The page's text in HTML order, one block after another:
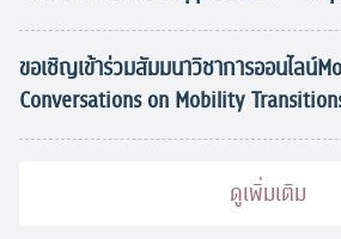
ขอเชิญเข้าร่วมสัมมนาวิชาการออนไลน์
Conversations on Mobility
ดูเพิ่มเติม